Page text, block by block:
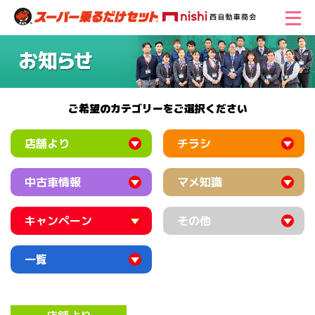
ご希望のカテゴリーをご選択ください
店舗より チラシ
中古車情報 マメ知識
キャンペーン その他
一覧